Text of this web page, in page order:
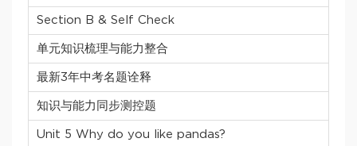
Section B & Self Check
单元知识梳理与能力整合
最新3年中考名题诠释
知识与能力同步测控题
Unit 5 Why do you like pandas?